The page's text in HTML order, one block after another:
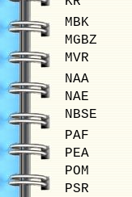
MBK
MGBZ
MVR
NAA
NAE
NBSE
PAF
PEA
POM
PSR